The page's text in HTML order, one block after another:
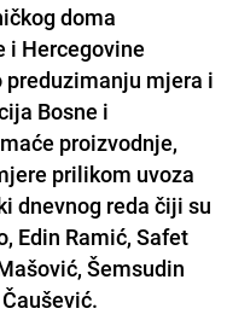
doma
i Hercegovine
preduzimanju mjera i
Bosne i
proizvodnje,
prilikom uvoza
dnevnog reda čiji su
Edin Ramić, Safet
Šemsudin